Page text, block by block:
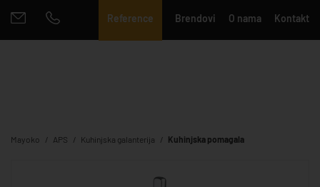
Reference Brendovi O nama Kontakt
Mayoko APS Kuhinjska galanterija Kuhinjska pomagala